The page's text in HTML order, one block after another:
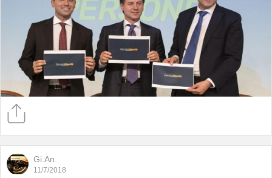
Gi.An.
11/7/2018